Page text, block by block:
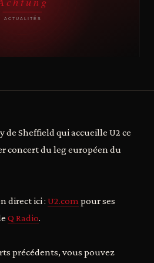
de Sheffield qui accueille U2 ce
concert du leg européen du
direct ici : U2.com pour ses
Q Radio.
précédents, vous pouvez